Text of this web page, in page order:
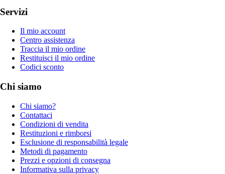
Servizi
Il mio account
Centro assistenza
Traccia il mio ordine
Restituisci il mio ordine
Codici sconto
Chi siamo
Chi siamo?
Contattaci
Condizioni di vendita
Restituzioni e rimborsi
Esclusione di responsabilità legale
Metodi di pagamento
Prezzi e opzioni di consegna
Informativa sulla privacy